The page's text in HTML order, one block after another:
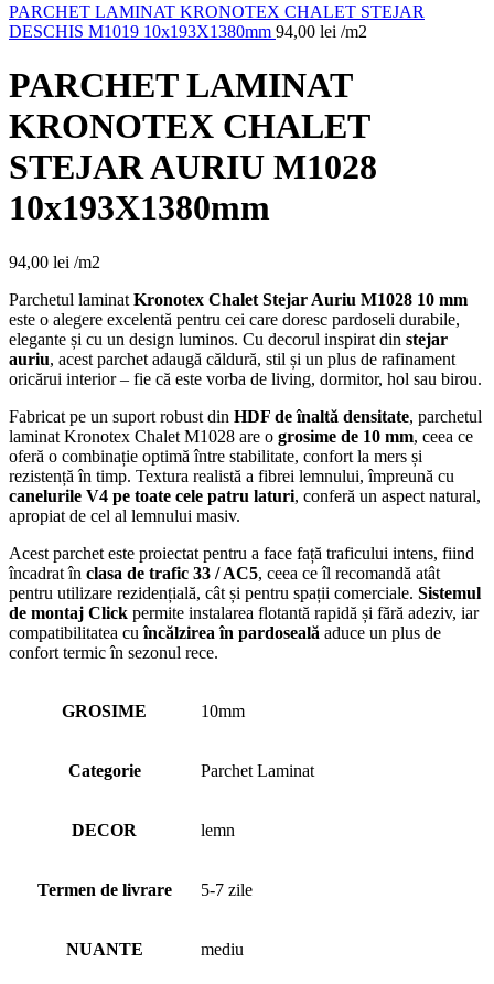
PARCHET LAMINAT KRONOTEX CHALET STEJAR
DESCHIS M1019 10x193X1380mm 94,00 lei /m2
PARCHET LAMINAT
KRONOTEX CHALET
STEJAR AURIU M1028
10x193X1380mm
94,00 lei /m2
Parchetul laminat Kronotex Chalet Stejar Auriu M1028 10 mm
este o alegere excelentă pentru cei care doresc pardoseli durabile,
elegante și cu un design luminos. Cu decorul inspirat din stejar
auriu, acest parchet adaugă căldură, stil și un plus de rafinament
oricărui interior – fie că este vorba de living, dormitor, hol sau birou.
Fabricat pe un suport robust din HDF de înaltă densitate, parchetul
laminat Kronotex Chalet M1028 are o grosime de 10 mm, ceea ce
oferă o combinație optimă între stabilitate, confort la mers și
rezistență în timp. Textura realistă a fibrei lemnului, împreună cu
canelurile V4 pe toate cele patru laturi, conferă un aspect natural,
apropiat de cel al lemnului masiv.
Acest parchet este proiectat pentru a face față traficului intens, fiind
încadrat în clasa de trafic 33 / AC5, ceea ce îl recomandă atât
pentru utilizare rezidențială, cât și pentru spații comerciale. Sistemul
de montaj Click permite instalarea flotantă rapidă și fără adeziv, iar
compatibilitatea cuîncălzirea în pardoseală aduce un plus de
confort termic în sezonul rece.
GROSIME 10mm
Categorie Parchet Laminat
DECOR lemn
Termen de livrare 5-7 zile
NUANTE mediu